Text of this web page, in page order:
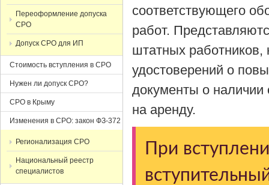
соответствующего
работ.
штатных работников,
удостоверений о
документы о
на аренду.
При
Переоформление допуска
СРО
Допуск СРО для ИП
Стоимость вступления в СРО
Нужен ли допуск СРО?
СРО в Крыму
Изменения в СРО: закон ФЗ-372
Регионализация СРО
Национальный реестр
специалистов